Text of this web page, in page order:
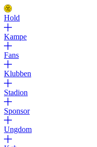
Hold
Kampe
Fans
Klubben
Stadion
Sponsor
Ungdom